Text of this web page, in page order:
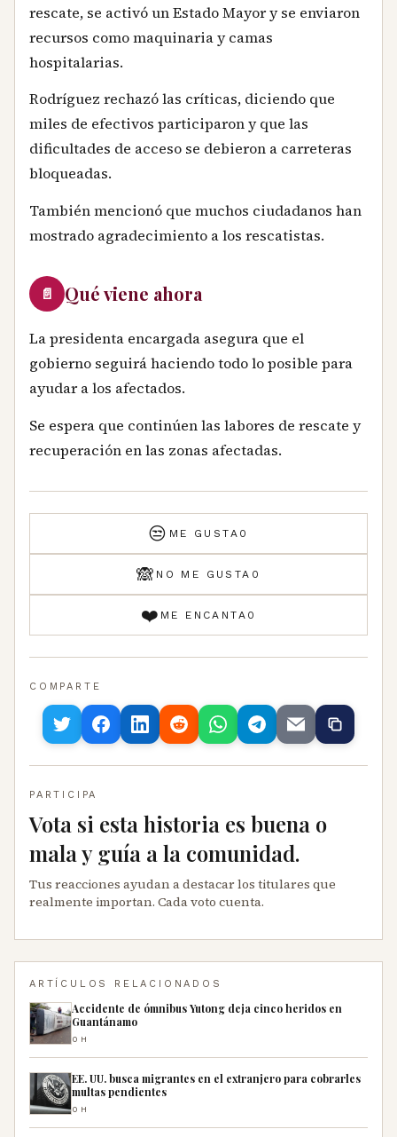
rescate, se activó un Estado Mayor y se enviaron
recursos como maquinaria y camas
hospitalarias.
Rodríguez rechazó las críticas, diciendo que
miles de efectivos participaron y que las
dificultades de acceso se debieron a carreteras
bloqueadas.
También mencionó que muchos ciudadanos han
mostrado agradecimiento a los rescatistas.
📄 Qué viene ahora
La presidenta encargada asegura que el
gobierno seguirá haciendo todo lo posible para
ayudar a los afectados.
Se espera que continúen las labores de rescate y
recuperación en las zonas afectadas.
😒 ME GUSTA 0
🙈 NO ME GUSTA 0
❤️ ME ENCANTA 0
COMPARTE
PARTICIPA
Vota si esta historia es buena o
mala y guía a la comunidad.
Tus reacciones ayudan a destacar los titulares que
realmente importan. Cada voto cuenta.
ARTÍCULOS RELACIONADOS
Accidente de ómnibus Yutong deja cinco heridos en
Guantánamo
0H
EE. UU. busca migrantes en el extranjero para cobrarles
multas pendientes
0H